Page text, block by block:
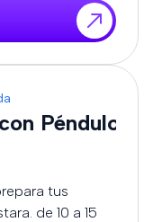
Péndulo
tus
de 10 a 15